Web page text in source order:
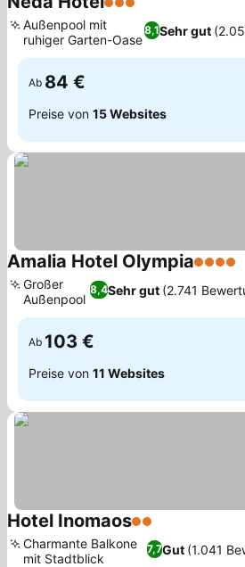
3 Sterne
8,1Sehr gut
Außenpool mit
ruhiger Garten-Oase
Ab 84 €
Preise von 15 Websites
Amalia Hotel Olympia4 Sterne
8,4Sehr gut (2.741
Großer
Außenpool
Ab 103 €
Preise von 11 Websites
Hotel Inomaos2 Sterne
7,7Gut (1.041
Charmante Balkone
mit Stadtblick